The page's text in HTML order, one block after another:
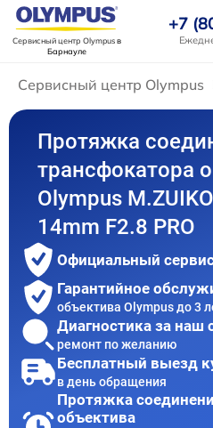
Сервисный центр Olympusв
Барнауле
+7
Сервисный центр Olympus
Протяжка
трансфокатора
Olympus
14mm F2.8 PRO
Официальный
Гарантийное
объектива Olympus до 3
Диагностика за наш
ремонт по желанию
Бесплатный выезд
в день обращения
Протяжка
объектива